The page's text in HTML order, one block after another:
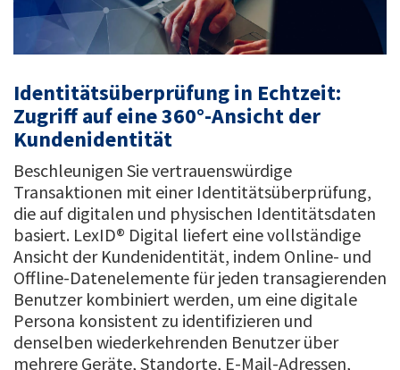
Identitätsüberprüfung in Echtzeit:
Zugriff auf eine 360°-Ansicht der
Kundenidentität
Beschleunigen Sie vertrauenswürdige
Transaktionen mit einer Identitätsüberprüfung,
die auf digitalen und physischen Identitätsdaten
basiert. LexID® Digital liefert eine vollständige
Ansicht der Kundenidentität, indem Online- und
Offline-Datenelemente für jeden transagierenden
Benutzer kombiniert werden, um eine digitale
Persona konsistent zu identifizieren und
denselben wiederkehrenden Benutzer über
mehrere Geräte, Standorte, E-Mail-Adressen,